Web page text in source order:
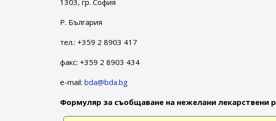
1303, гр. София
Р. България
тел.: +359 2 8903 417
факс: +359 2 8903 434
e-mail:bda@bda.bg
Формуляр за съобщаване на нежелани лекарствени